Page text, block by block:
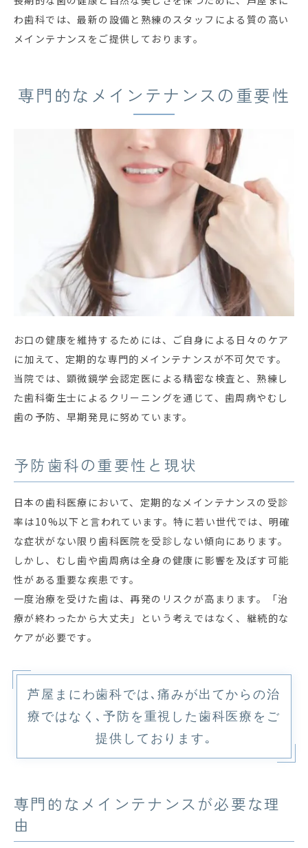
わ歯科では、最新の設備と熟練のスタッフによる質の高い
メインテナンスをご提供しております。
専門的なメインテナンスの重要性
お口の健康を維持するためには、ご自身による日々のケア
に加えて、定期的な専門的メインテナンスが不可欠です。
当院では、顕微鏡学会認定医による精密な検査と、熟練し
た歯科衛生士によるクリーニングを通じて、歯周病やむし
歯の予防、早期発見に努めています。
予防歯科の重要性と現状
日本の歯科医療において、定期的なメインテナンスの受診
率は10%以下と言われています。特に若い世代では、明確
な症状がない限り歯科医院を受診しない傾向にあります。
しかし、むし歯や歯周病は全身の健康に影響を及ぼす可能
性がある重要な疾患です。
一度治療を受けた歯は、再発のリスクが高まります。「治
療が終わったから大丈夫」という考えではなく、継続的な
ケアが必要です。
芦屋まにわ歯科では､痛みが出てからの治
療ではなく､予防を重視した歯科医療をご
提供しております｡
専門的なメインテナンスが必要な理
由